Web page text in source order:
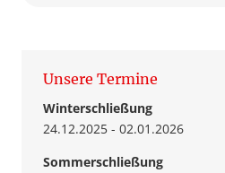
Unsere Termine
Winterschließung
24.12.2025 - 02.01.2026
Sommerschließung